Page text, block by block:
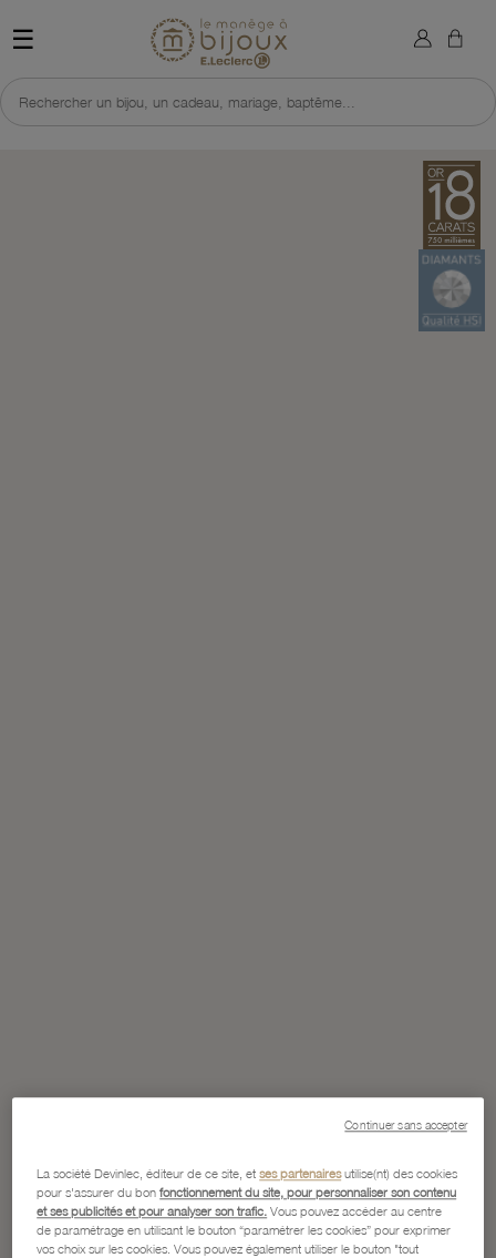
☰ Retour à l'accueil du site
Rechercher un bijou, un cadeau, mariage, baptême...
×
La société Devinlec, éditeur de ce site, etses partenairesutilise(nt) des cookies
pour s'assurer du bonfonctionnement du site, pour personnaliser son contenu
et ses publicités et pour analyser son trafic. Vous pouvez accéder au centre
de paramétrage en utilisant le bouton “paramétrer les cookies” pour exprimer
vos choix sur les cookies. Vous pouvez également utiliser le bouton "tout
Continuer sans accepter